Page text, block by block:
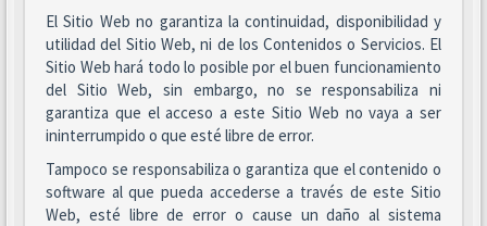
El Sitio Web no garantiza la continuidad, disponibilidad y
utilidad del Sitio Web, ni de los Contenidos o Servicios. El
Sitio Web hará todo lo posible por el buen funcionamiento
del Sitio Web, sin embargo, no se responsabiliza ni
garantiza que el acceso a este Sitio Web no vaya a ser
ininterrumpido o que esté libre de error.
Tampoco se responsabiliza o garantiza que el contenido o
software al que pueda accederse a través de este Sitio
Web, esté libre de error o cause un daño al sistema